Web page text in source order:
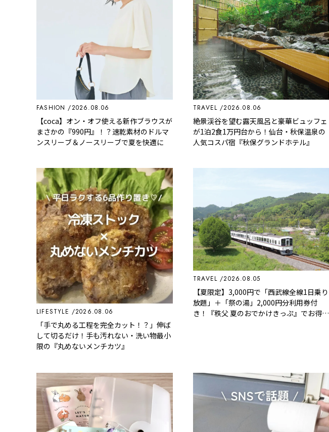
FASHION 2026.08.06
【coca】オン・オフ使える新作ブラウスが
まさかの『990円』！？速乾素材のドルマ
ンスリーブ＆ノースリーブで夏を快適に
TRAVEL 2026.08.06
絶景渓谷を望む露天風呂と豪華ビュッフェ
が1泊2食1万円台から！仙台・秋保温泉の
人気コスパ宿『秋保グランドホテル』
LIFESTYLE 2026.08.06
「手で丸める工程を完全カット！？」伸ば
して切るだけ！手も汚れない・洗い物最小
限の『丸めないメンチカツ』
TRAVEL 2026.08.05
【夏限定】3,000円で「西武線全線1日乗り
放題」＋「祭の湯」2,000円分利用券付
き！『秩父 夏のおでかけきっぷ』でお得に